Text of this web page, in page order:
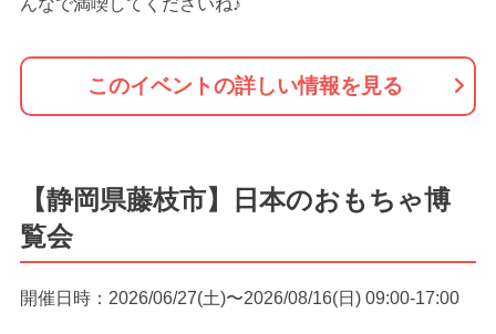
このイベントの詳しい情報を見る
【静岡県藤枝市】日本のおもちゃ博
覧会
開催日時：2026/06/27(土)〜2026/08/16(日) 09:00-17:00